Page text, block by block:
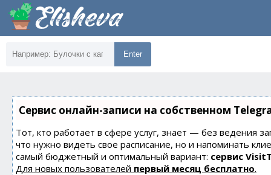
Enter
Сервис онлайн-записи на собственном
Тот, кто работает в сфере услуг, знает — без ведения
что нужно видеть свое расписание, но и напоминать
самый бюджетный и оптимальный вариант: сервис
Для новых пользователей первый месяц бесплатно.